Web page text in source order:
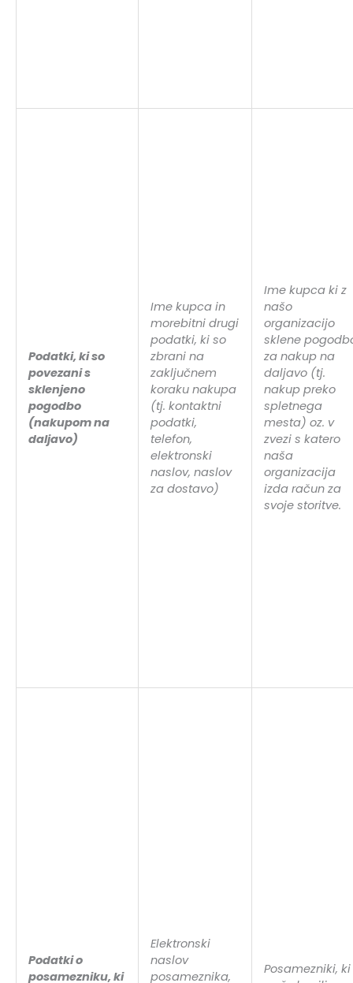
Podatki, ki so
povezani s
sklenjeno
pogodbo
(nakupom na
daljavo)
Ime kupca in
morebitni drugi
podatki, ki so
zbrani na
zaključnem
koraku nakupa
(tj. kontaktni
podatki,
telefon,
elektronski
naslov, naslov
za dostavo)
Ime kupca ki z
našo
organizacijo
sklene
za nakup na
daljavo (tj.
nakup preko
spletnega
mesta) oz. v
zvezi s katero
naša
organizacija
izda račun za
svoje storitve.
Podatki o
posamezniku, ki
Elektronski
naslov
posameznika,
Posamezniki, ki